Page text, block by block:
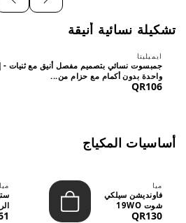
تشكيلة نسائية أنيقة
ايميليتا
جمبسوت نسائي بتصميم مفصل أنيق مع ثنيات -
واحدة بدون أكمام مع حزام من...
QR106
أساسيات المكياج
ميا
فاونديشن سيلكي
شوت 19WO
ميديوم دارك بدرجة
QR130
ميا
12